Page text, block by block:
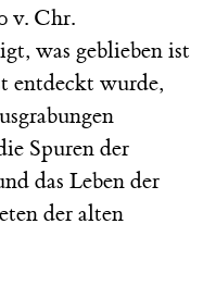
v. Chr.
was geblieben ist
entdeckt wurde,
Spuren der
das Leben der
der alten